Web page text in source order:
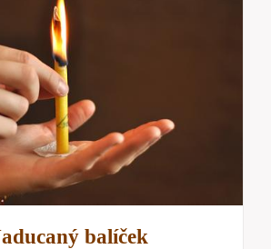
balíček